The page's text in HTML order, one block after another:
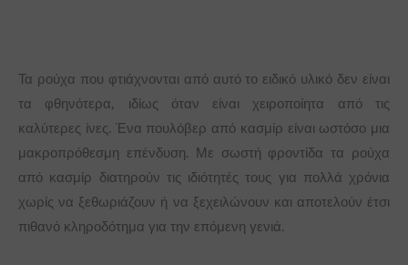
Τα ρούχα που φτιάχνονται από αυτό το ειδικό υλικό δεν είναι
τα φθηνότερα, ιδίως όταν είναι χειροποίητα από τις
καλύτερες ίνες. Ένα πουλόβερ από κασμίρ είναι ωστόσο μια
μακροπρόθεσμη επένδυση. Με σωστή φροντίδα τα ρούχα
από κασμίρ διατηρούν τις ιδιότητές τους για πολλά χρόνια
χωρίς να ξεθωριάζουν ή να ξεχειλώνουν και αποτελούν έτσι
πιθανό κληροδότημα για την επόμενη γενιά.